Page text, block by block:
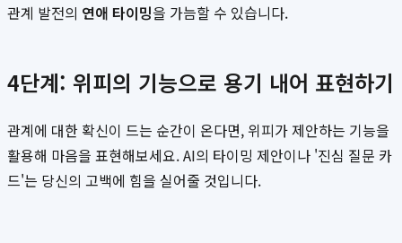
관계 발전의 연애 타이밍을 가늠할 수 있습니다.
4단계: 위피의 기능으로 용기 내어 표현하기
관계에 대한 확신이 드는 순간이 온다면, 위피가 제안하는 기능을
활용해 마음을 표현해보세요. AI의 타이밍 제안이나 '진심 질문 카
드'는 당신의 고백에 힘을 실어줄 것입니다.